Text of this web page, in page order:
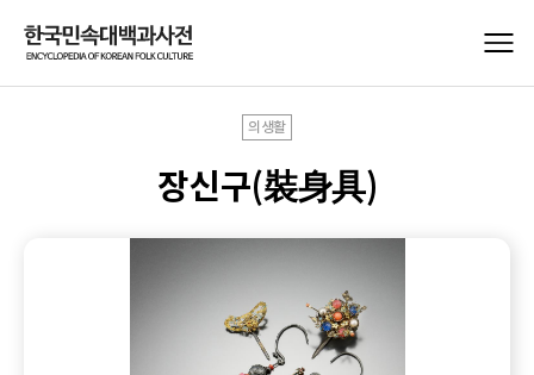
의생활
장신구(裝身具)